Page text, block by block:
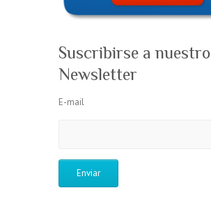
Suscribirse a nuestro
Newsletter
E-mail